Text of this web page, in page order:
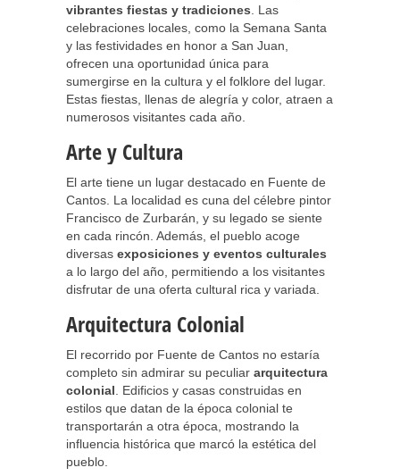
vibrantes fiestas y tradiciones . Las
celebraciones locales, como la Semana Santa
y las festividades en honor a San Juan,
ofrecen una oportunidad única para
sumergirse en la cultura y el folklore del lugar.
Estas fiestas, llenas de alegría y color, atraen a
numerosos visitantes cada año.
Arte y Cultura
El arte tiene un lugar destacado en Fuente de
Cantos. La localidad es cuna del célebre pintor
Francisco de Zurbarán, y su legado se siente
en cada rincón. Además, el pueblo acoge
diversas exposiciones y eventos culturales
a lo largo del año, permitiendo a los visitantes
disfrutar de una oferta cultural rica y variada.
Arquitectura Colonial
El recorrido por Fuente de Cantos no estaría
completo sin admirar su peculiar arquitectura
colonial . Edificios y casas construidas en
estilos que datan de la época colonial te
transportarán a otra época, mostrando la
influencia histórica que marcó la estética del
pueblo.